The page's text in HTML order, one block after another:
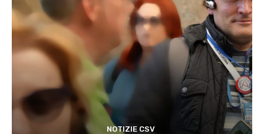
NOTIZIE CSV